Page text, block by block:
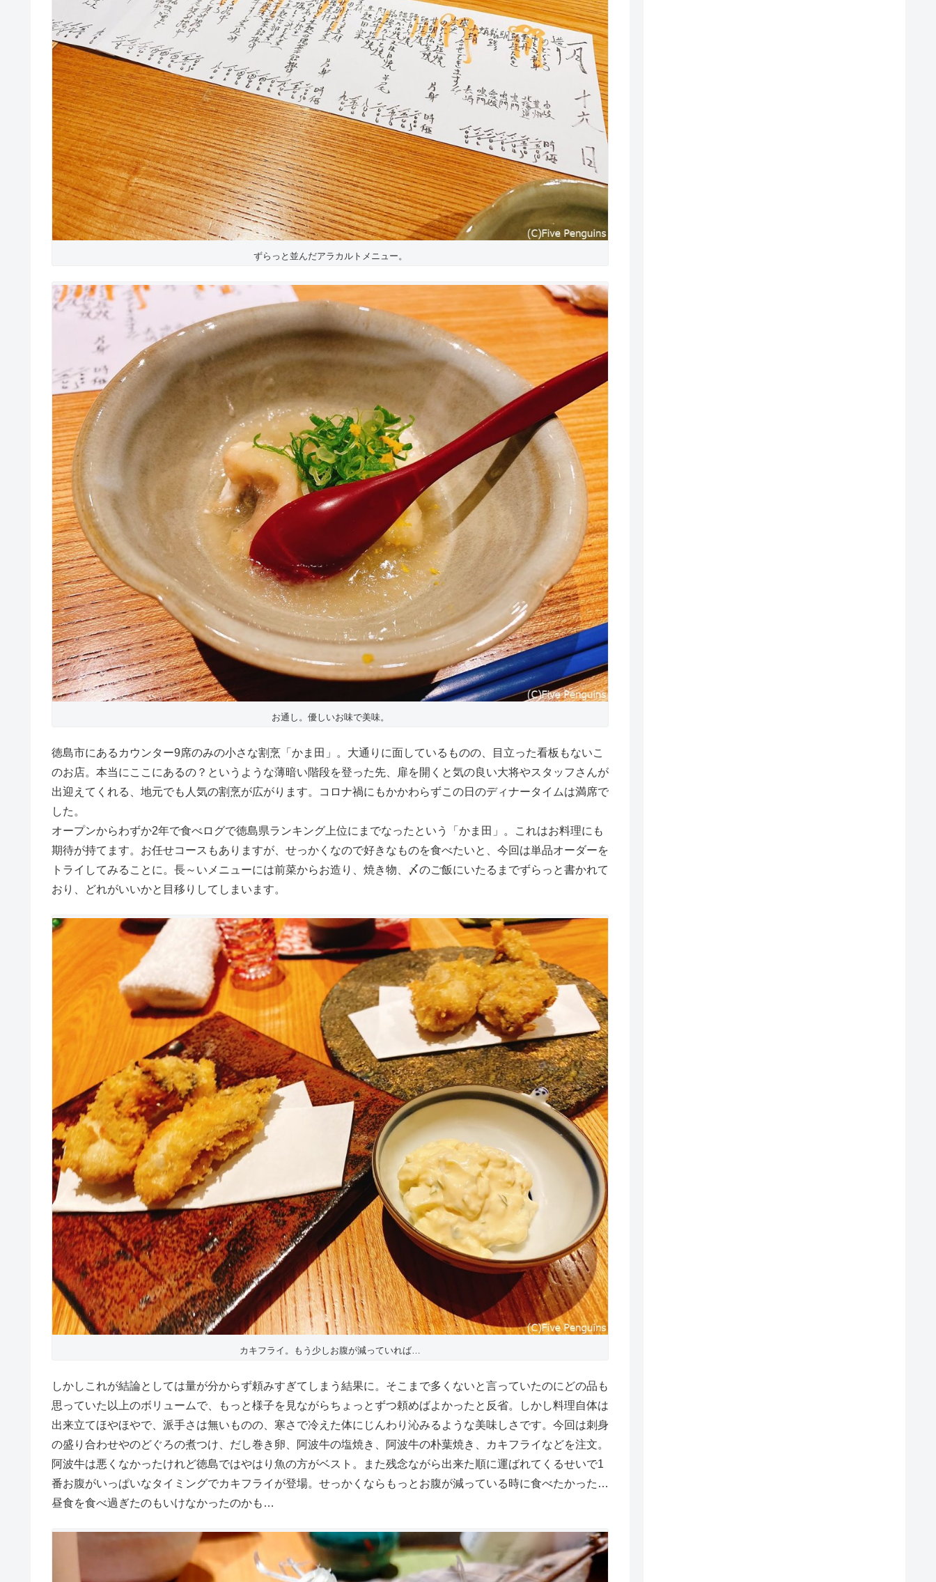
ずらっと並んだアラカルトメニュー。
お通し。優しいお味で美味。
徳島市にあるカウンター9席のみの小さな割烹「かま田」。大通りに面しているものの、目立った看板もないこ
のお店。本当にここにあるの？というような薄暗い階段を登った先、扉を開くと気の良い大将やスタッフさんが
出迎えてくれる、地元でも人気の割烹が広がります。コロナ禍にもかかわらずこの日のディナータイムは満席で
した。
オープンからわずか2年で食べログで徳島県ランキング上位にまでなったという「かま田」。これはお料理にも
期待が持てます。お任せコースもありますが、せっかくなので好きなものを食べたいと、今回は単品オーダーを
トライしてみることに。長～いメニューには前菜からお造り、焼き物、〆のご飯にいたるまでずらっと書かれて
おり、どれがいいかと目移りしてしまいます。
カキフライ。もう少しお腹が減っていれば…
しかしこれが結論としては量が分からず頼みすぎてしまう結果に。そこまで多くないと言っていたのにどの品も
思っていた以上のボリュームで、もっと様子を見ながらちょっとずつ頼めばよかったと反省。しかし料理自体は
出来立てほやほやで、派手さは無いものの、寒さで冷えた体にじんわり沁みるような美味しさです。今回は刺身
の盛り合わせやのどぐろの煮つけ、だし巻き卵、阿波牛の塩焼き、阿波牛の朴葉焼き、カキフライなどを注文。
阿波牛は悪くなかったけれど徳島ではやはり魚の方がベスト。また残念ながら出来た順に運ばれてくるせいで1
番お腹がいっぱいなタイミングでカキフライが登場。せっかくならもっとお腹が減っている時に食べたかった…
昼食を食べ過ぎたのもいけなかったのかも…